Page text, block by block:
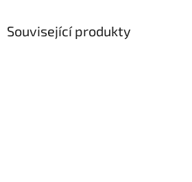
Související produkty